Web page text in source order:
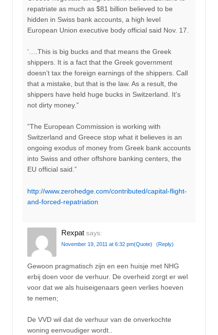
repatriate as much as $81 billion believed to be
hidden in Swiss bank accounts, a high level
European Union executive body official said Nov. 17.
‘….This is big bucks and that means the Greek
shippers. It is a fact that the Greek government
doesn’t tax the foreign earnings of the shippers. Call
that a mistake, but that is the law. As a result, the
shippers have held huge bucks in Switzerland. It’s
not dirty money.”
”The European Commission is working with
Switzerland and Greece stop what it believes is an
ongoing exodus of money from Greek bank accounts
into Swiss and other offshore banking centers, the
EU official said.”
http://www.zerohedge.com/contributed/capital-flight-
and-forced-repatriation
Rexpat says:
November 19, 2011 at 6:32 pm(Quote) (Reply)
Gewoon pragmatisch zijn en een huisje met NHG
erbij doen voor de verhuur. De overheid zorgt er wel
voor dat we als huiseigenaars geen verlies hoeven
te nemen;
De VVD wil dat de verhuur van de onverkochte
woning eenvoudiger wordt..